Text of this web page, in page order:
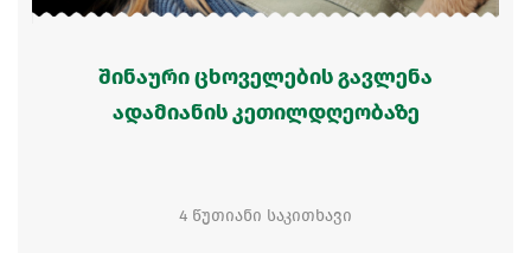
შინაური ცხოველების გავლენა
ადამიანის კეთილდღეობაზე
4 წუთიანი საკითხავი